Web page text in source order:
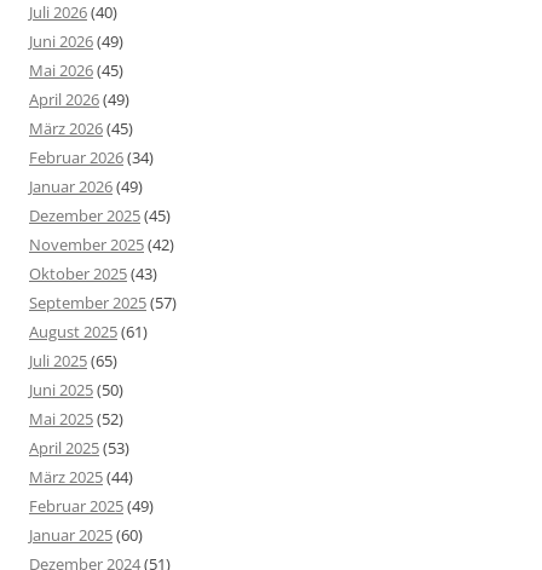
Juli 2026(40)
Juni 2026(49)
Mai 2026(45)
April 2026(49)
März 2026(45)
Februar 2026(34)
Januar 2026(49)
Dezember 2025(45)
November 2025(42)
Oktober 2025(43)
September 2025(57)
August 2025(61)
Juli 2025(65)
Juni 2025(50)
Mai 2025(52)
April 2025(53)
März 2025(44)
Februar 2025(49)
Januar 2025(60)
Dezember 2024(51)